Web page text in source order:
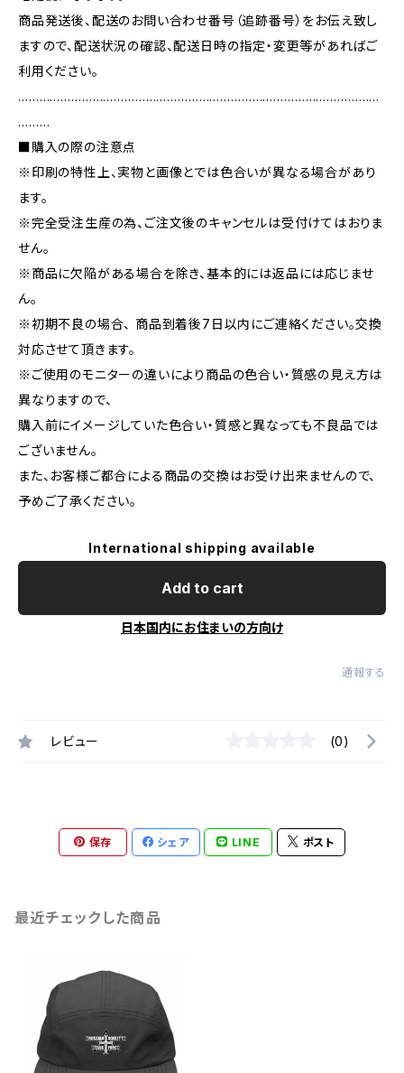
商品発送後、配送のお問い合わせ番号（追跡番号）をお伝え致し
ますので、配送状況の確認、配送日時の指定・変更等があればご
利用ください。
…………………………………………………………………………………………
………
■購入の際の注意点
※印刷の特性上、実物と画像とでは色合いが異なる場合があり
ます。
※完全受注生産の為、ご注文後のキャンセルは受付けてはおりま
せん。
※商品に欠陥がある場合を除き、基本的には返品には応じませ
ん。
※初期不良の場合、 商品到着後7日以内にご連絡ください。交換
対応させて頂きます。
※ご使用のモニターの違いにより商品の色合い・質感の見え方は
異なりますので、
購入前にイメージしていた色合い・質感と異なっても不良品では
ございません。
また、お客様ご都合による商品の交換はお受け出来ませんので、
予めご了承ください。
International shipping available
Add to cart
日本国内にお住まいの方向け
通報する
レビュー (0)
保存 シェア LINE ポスト
最近チェックした商品